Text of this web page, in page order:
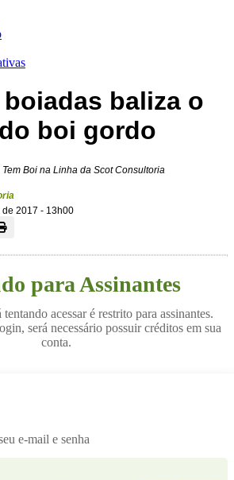
baliza o
boi gordo
Boi na Linha da Scot Consultoria
2017 - 13h00
para Assinantes
acessar é restrito para assinantes.
será necessário possuir créditos em sua
conta.
e-mail e senha